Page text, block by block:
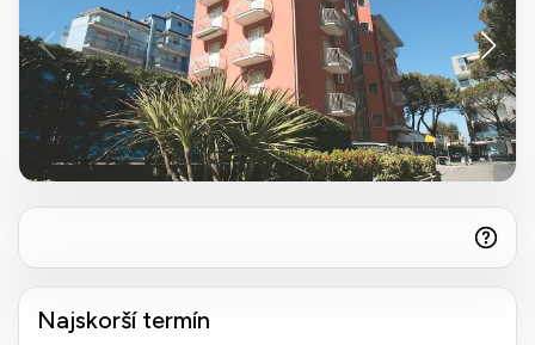
Najskorší termín